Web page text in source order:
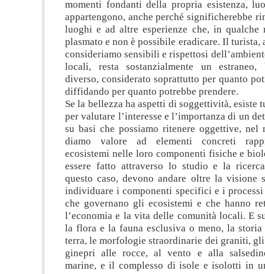
momenti fondanti della propria esistenza,
appartengono, anche perché significherebbe
luoghi e ad altre esperienze che, in qualche
plasmato e non è possibile eradicare. Il turista,
consideriamo sensibili e rispettosi
locali, resta sostanzialmente un
diverso, considerato soprattutto per quanto
diffidando per quanto potrebbe prendere.
Se la bellezza ha aspetti di soggettività, esiste
per valutare l’interesse e l’importanza di un
su basi che possiamo ritenere oggettive, nel
diamo valore ad elementi concreti
ecosistemi nelle loro componenti fisiche e
essere fatto attraverso lo studio e la
questo caso, devono andare oltre la visione
individuare i componenti specifici e i
che governano gli ecosistemi e che hanno
l’economia e la vita delle comunità locali. E
la flora e la fauna esclusiva o meno, la
terra, le morfologie straordinarie dei graniti,
ginepri alle rocce, al vento e alla
marine, e il complesso di isole e isolotti in